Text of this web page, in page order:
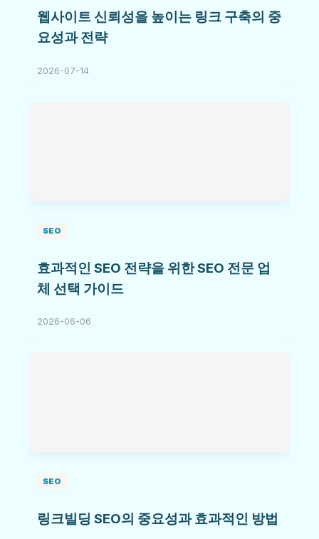
웹사이트 신뢰성을 높이는 링크 구축의 중
요성과 전략
2026-07-14
SEO
효과적인 SEO 전략을 위한 SEO 전문 업
체 선택 가이드
2026-06-06
SEO
링크빌딩 SEO의 중요성과 효과적인 방법